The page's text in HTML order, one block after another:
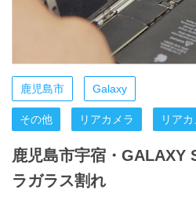
鹿児島市 Galaxy
その他 リアカメラ リア
鹿児島市宇宿・GALAXY
ラガラス割れ